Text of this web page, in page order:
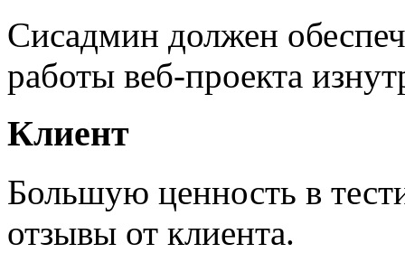
Сисадмин должен
работы веб-проекта
Клиент
Большую ценность в
отзывы от клиента.